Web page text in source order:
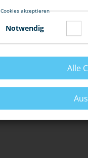
denn meistens ist
aus Angst vor
Opfer und Täter
akzeptieren
Notwendig
Alle